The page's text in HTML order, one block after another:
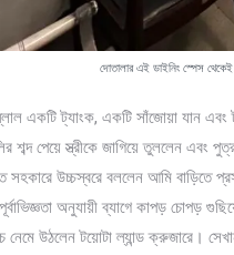
দোতালার এই ডাইনিং স্পেস থেকেই
একটি ট্যাংক, একটি সাঁজোয়া যান
শব্দ পেয়ে স্ত্রীকে জাগিয়ে তুললেন এবং
সহকারে উচ্চস্বরে বললেন আমি
অনুযায়ী ব্যাগে কাপড় চোপড়
নেমে উঠলেন টয়োটা ল্যান্ড ক্রুজারে।